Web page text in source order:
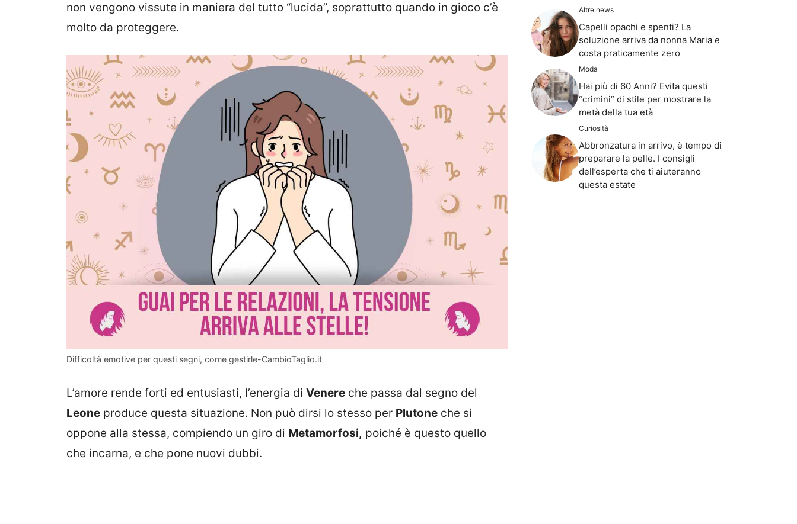
non vengono vissute in maniera del tutto “lucida”, soprattutto quando in gioco c’è
molto da proteggere.
Difficoltà emotive per questi segni, come gestirle-CambioTaglio.it
L’amore rende forti ed entusiasti, l’energia di Venere che passa dal segno del
Leone produce questa situazione. Non può dirsi lo stesso per Plutone che si
oppone alla stessa, compiendo un giro di Metamorfosi, poiché è questo quello
che incarna, e che pone nuovi dubbi.
Altre news
Capelli opachi e spenti? La
soluzione arriva da nonna Maria e
costa praticamente zero
Moda
Hai più di 60 Anni? Evita questi
“crimini” di stile per mostrare la
metà della tua età
Curiosità
Abbronzatura in arrivo, è tempo di
preparare la pelle. I consigli
dell’esperta che ti aiuteranno
questa estate